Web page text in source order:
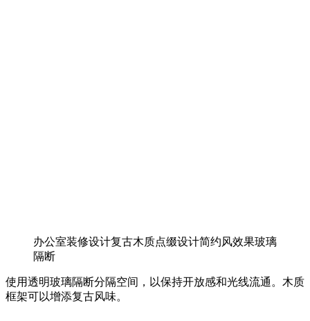
办公室装修设计复古木质点缀设计简约风效果玻璃
隔断
使用透明玻璃隔断分隔空间，以保持开放感和光线流通。木质
框架可以增添复古风味。